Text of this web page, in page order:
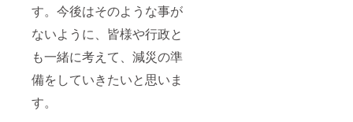
す。今後はそのような事が
ないように、皆様や行政と
も一緒に考えて、減災の準
備をしていきたいと思いま
す。